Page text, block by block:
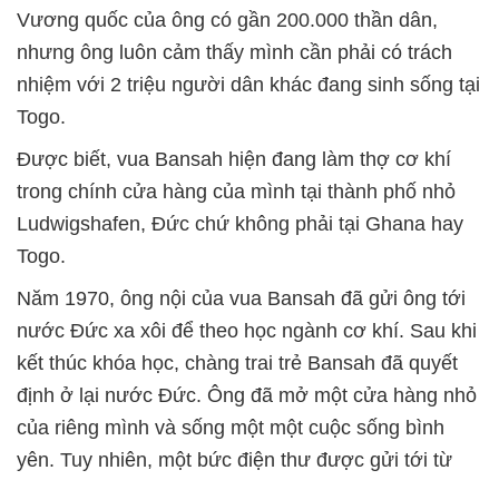
Vương quốc của ông có gần 200.000 thần dân,
nhưng ông luôn cảm thấy mình cần phải có trách
nhiệm với 2 triệu người dân khác đang sinh sống tại
Togo.
Được biết, vua Bansah hiện đang làm thợ cơ khí
trong chính cửa hàng của mình tại thành phố nhỏ
Ludwigshafen, Đức chứ không phải tại Ghana hay
Togo.
Năm 1970, ông nội của vua Bansah đã gửi ông tới
nước Đức xa xôi để theo học ngành cơ khí. Sau khi
kết thúc khóa học, chàng trai trẻ Bansah đã quyết
định ở lại nước Đức. Ông đã mở một cửa hàng nhỏ
của riêng mình và sống một một cuộc sống bình
yên. Tuy nhiên, một bức điện thư được gửi tới từ